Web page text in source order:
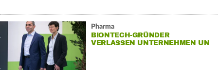
Pharma
BIONTECH-GRÜNDER
VERLASSEN UNTERNEHMEN UN